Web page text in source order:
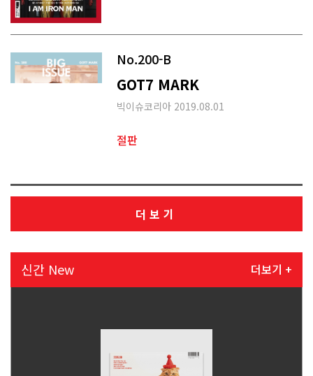
No.200-B
GOT7 MARK
빅이슈코리아 2019.08.01
절판
더보기
신간 New 더보기 +